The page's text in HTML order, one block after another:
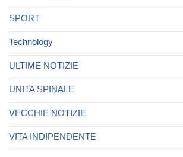
SPORT
Technology
ULTIME NOTIZIE
UNITA SPINALE
VECCHIE NOTIZIE
VITA INDIPENDENTE